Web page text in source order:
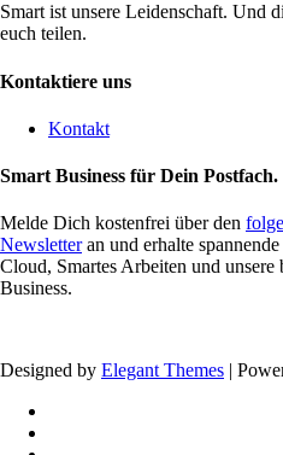
Smart ist unsere Leidenschaft. Und
euch teilen.
Kontaktiere uns
Kontakt
Smart Business für Dein Postfach.
Melde Dich kostenfrei über den
Newsletteran und erhalte
Cloud, Smartes Arbeiten und unsere
Business.
Designed by Elegant Themes |